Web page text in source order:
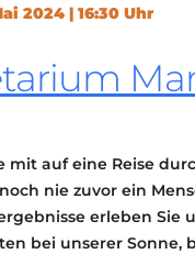
2024 | 16:30 Uhr
mit auf eine Reise
nie zuvor ein
erleben Sie
bei unserer Sonne,